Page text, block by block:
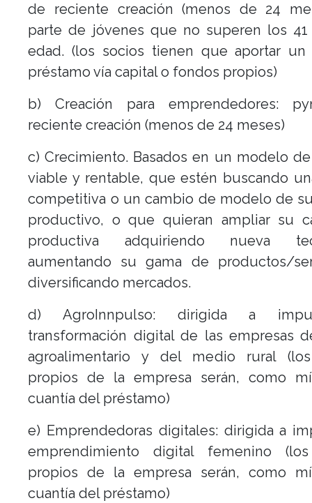
de reciente creación (menos de 24
parte de jóvenes que no superen los
edad. (los socios tienen que aportar un
préstamo vía capital o fondos propios)
b) Creación para emprendedores:
reciente creación (menos de 24 meses)
c) Crecimiento. Basados en un modelo
viable y rentable, que estén buscando
competitiva o un cambio de modelo de
productivo, o que quieran ampliar su
productiva adquiriendo nueva
aumentando su gama de productos/
diversificando mercados.
d) AgroInnpulso: dirigida a
transformación digital de las empresas
agroalimentario y del medio rural
propios de la empresa serán, como
cuantía del préstamo)
e) Emprendedoras digitales: dirigida a
emprendimiento digital femenino
propios de la empresa serán, como
cuantía del préstamo)